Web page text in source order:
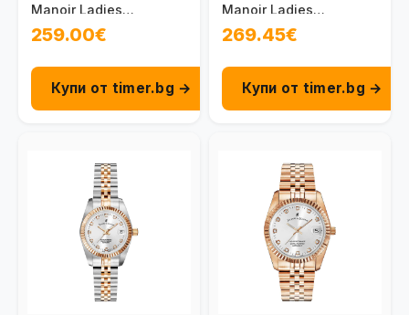
Manoir Ladies
Inspiration NRO.19
259.00€
Купи от timer.bg →
Manoir Ladies
Inspiration NRO.21
269.45€
Купи от timer.bg →